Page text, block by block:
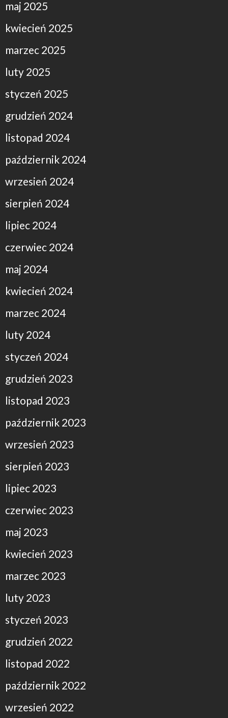
maj 2025
kwiecień 2025
marzec 2025
luty 2025
styczeń 2025
grudzień 2024
listopad 2024
październik 2024
wrzesień 2024
sierpień 2024
lipiec 2024
czerwiec 2024
maj 2024
kwiecień 2024
marzec 2024
luty 2024
styczeń 2024
grudzień 2023
listopad 2023
październik 2023
wrzesień 2023
sierpień 2023
lipiec 2023
czerwiec 2023
maj 2023
kwiecień 2023
marzec 2023
luty 2023
styczeń 2023
grudzień 2022
listopad 2022
październik 2022
wrzesień 2022